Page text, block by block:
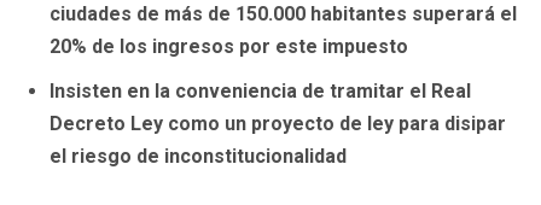
ciudades de más de 150.000 habitantes superará el
20% de los ingresos por este impuesto
Insisten en la conveniencia de tramitar el Real
Decreto Ley como un proyecto de ley para disipar
el riesgo de inconstitucionalidad